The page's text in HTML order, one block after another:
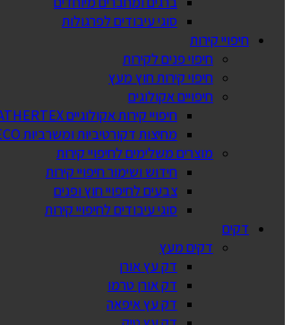
סוגי עיבודים לפרגולות
חיפויי קירות
חיפוי פנים לקירות
חיפוי קירות חוץ מעץ
חיפויים אקולוגים
חיפויי קירות אקולוגיים WEATHERTEX
מחיצות דקורטיביות ומשרביות OUTDECO
מוצרים משלימים לחיפויי קירות
חידוש ושימור חיפויי קירות
צבעים לחיפויי חוץ ופנים
סוגי עיבודים לחיפויי קירות
דקים
דקים מעץ
דק עץ אורן
דק אורן טרמו
דק עץ איפאה